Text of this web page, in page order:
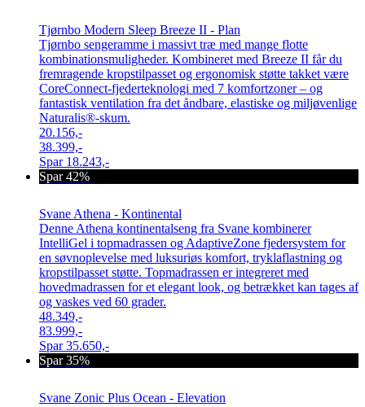
Tjørnbo Modern Sleep Breeze II - Plan
Tjørnbo sengeramme i massivt træ med mange flotte
kombinationsmuligheder. Kombineret med Breeze II får du
fremragende kropstilpasset og ergonomisk støtte takket være
CoreConnect-fjederteknologi med 7 komfortzoner – og
fantastisk ventilation fra det åndbare, elastiske og miljøvenlige
Naturalis®-skum.
20.156,-
38.399,-
Spar 18.243,-
Spar 42%
Svane Athena - Kontinental
Denne Athena kontinentalseng fra Svane kombinerer
IntelliGel i topmadrassen og AdaptiveZone fjedersystem for
en søvnoplevelse med luksuriøs komfort, tryklaflastning og
kropstilpasset støtte. Topmadrassen er integreret med
hovedmadrassen for et elegant look, og betrækket kan tages af
og vaskes ved 60 grader.
48.349,-
83.999,-
Spar35.650,-
Spar 35%
Svane Zonic Plus Ocean - Elevation